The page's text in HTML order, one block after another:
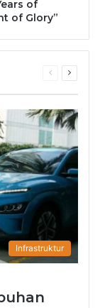
of
of Glory”
Previous
Next
Infrastruktur